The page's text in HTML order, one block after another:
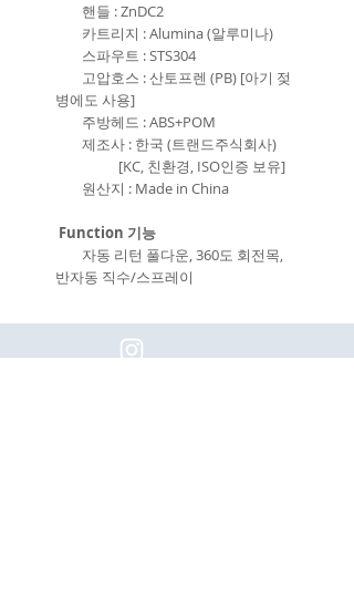
핸들 : ZnDC2
카트리지 : Alumina (알루미나)
스파우트 : STS304
고압호스 : 산토프렌 (PB) [아기 젖
병에도 사용]
주방헤드 : ABS+POM
제조사 : 한국 (트랜드주식회사)
[KC, 친환경, ISO인증 보유]
원산지 : Made in China
Function 기능
자동 리턴 풀다운, 360도 회전목,
반자동 직수/스프레이